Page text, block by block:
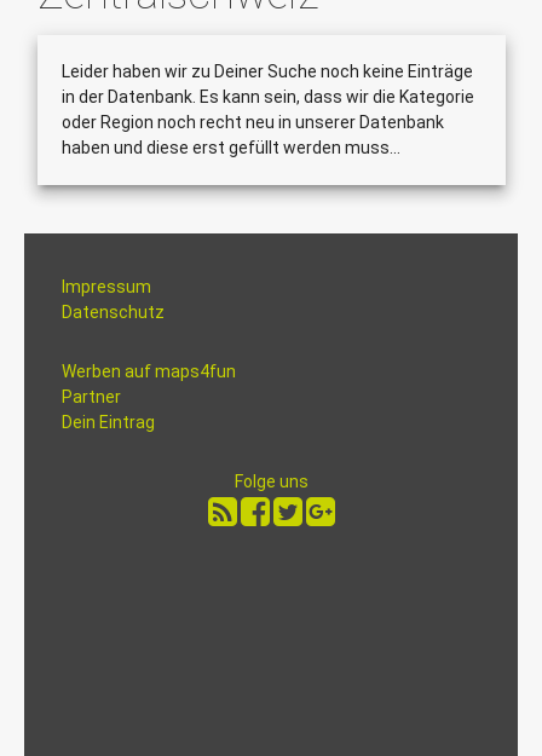
Leider haben wir zu Deiner Suche noch keine Einträge
in der Datenbank. Es kann sein, dass wir die Kategorie
oder Region noch recht neu in unserer Datenbank
haben und diese erst gefüllt werden muss...
Impressum
Datenschutz
Werben auf maps4fun
Partner
Dein Eintrag
Folge uns